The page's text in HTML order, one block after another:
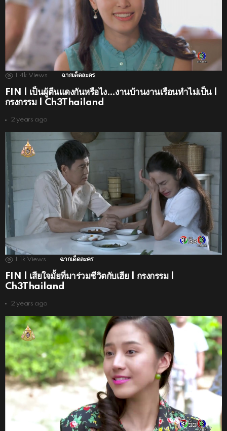
1.4k Views ฉากเด็ดละคร
FIN | เป็นผู้ตีนแดงกันหรือไง…งานบ้านงานเรือนทำไม่เป็น |
กรงกรรม | Ch3Thailand
2 years ago
1.1k Views ฉากเด็ดละคร
FIN | เสียใจมั้ยที่มาร่วมชีวิตกับเฮีย | กรงกรรม |
Ch3Thailand
2 years ago